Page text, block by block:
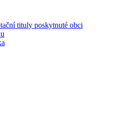
tituly poskytnuté obci